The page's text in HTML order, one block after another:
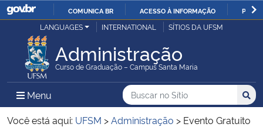
IR
O
COMUNICA BR ACESSO À INFORMAÇÃO
Ministério da Justiça e Segurança Pública
Ministério da Defesa
Ministério das Relações Exteriores
LANGUAGES INTERNATIONAL SÍTIOS DA UFSM
Administração
Curso de Graduação – Campus Santa Maria
Menu Menu Principal do Sítio
Busca
Buscar no no Sítio
Busca:
Você está aqui: UFSM >Administração > Evento Gratuito